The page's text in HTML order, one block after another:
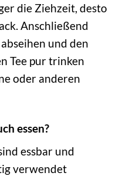
die Ziehzeit, desto
Anschließend
und den
Tee pur trinken
oder anderen
essen?
essbar und
verwendet